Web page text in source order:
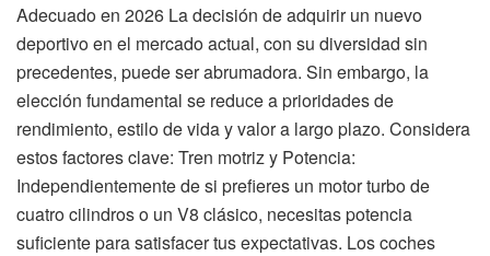
Adecuado en 2026 La decisión de adquirir un nuevo
deportivo en el mercado actual, con su diversidad sin
precedentes, puede ser abrumadora. Sin embargo, la
elección fundamental se reduce a prioridades de
rendimiento, estilo de vida y valor a largo plazo. Considera
estos factores clave: Tren motriz y Potencia:
Independientemente de si prefieres un motor turbo de
cuatro cilindros o un V8 clásico, necesitas potencia
suficiente para satisfacer tus expectativas. Los coches